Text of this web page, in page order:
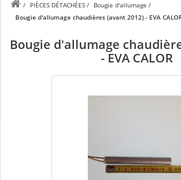
/ PIÈCES DÉTACHÉES / Bougie d'allumage /
Bougie d'allumage chaudières (avant 2012) - EVA
Bougie d'allumage
- EVA CALOR